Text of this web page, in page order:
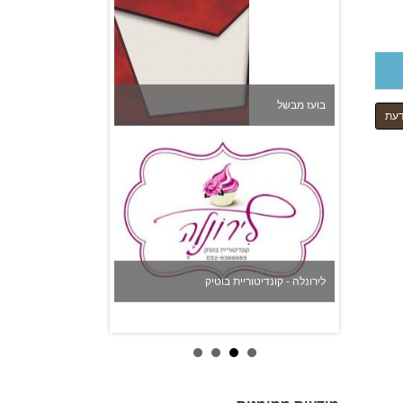
בועז מבשל
לירונלה - קונדיטוריית בוטיק